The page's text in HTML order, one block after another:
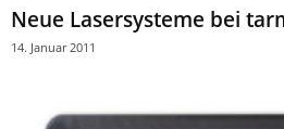
Neue Lasersysteme bei
14. Januar 2011